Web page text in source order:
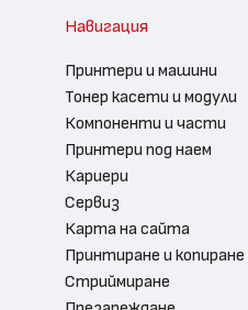
Навигация
Принтери и машини
Тонер касети и модули
Компоненти и части
Принтери под наем
Кариери
Сервиз
Карта на сайта
Принтиране и копиране
Стриймиране